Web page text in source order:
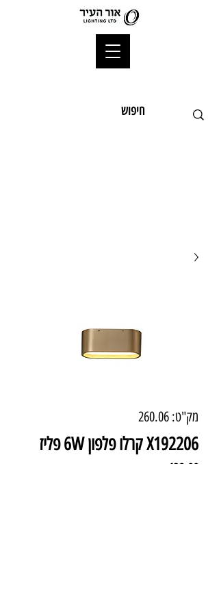
מק"ט: 260.06
X192206 קרלו פלפון 6W פליז
₪438.00